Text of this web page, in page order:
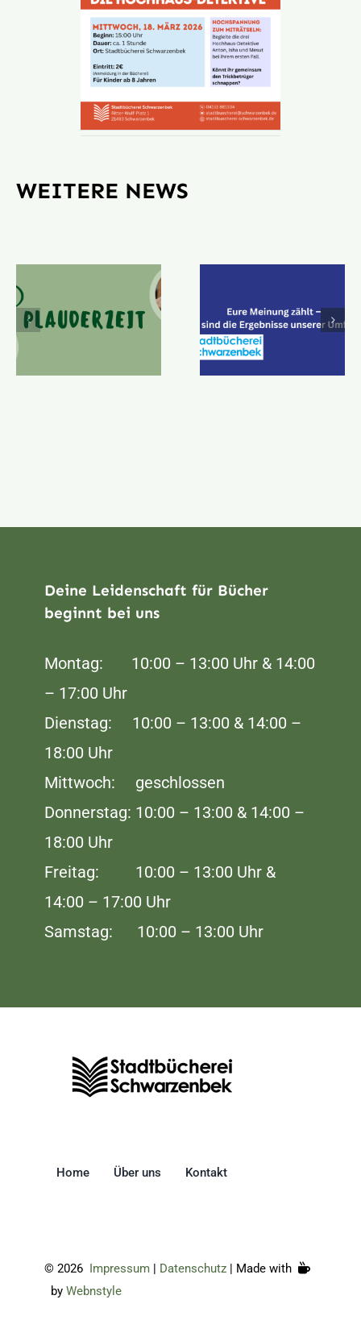
WEITERE NEWS
Deine Leidenschaft für Bücher
beginnt bei uns
Montag: 10:00 – 13:00 Uhr & 14:00
– 17:00 Uhr
Dienstag: 10:00 – 13:00 & 14:00 –
18:00 Uhr
Mittwoch: geschlossen
Donnerstag: 10:00 – 13:00 & 14:00 –
18:00 Uhr
Freitag: 10:00 – 13:00 Uhr &
14:00 – 17:00 Uhr
Samstag: 10:00 – 13:00 Uhr
Home Über uns Kontakt
© 2026 Impressum | Datenschutz | Made with
by Webnstyle